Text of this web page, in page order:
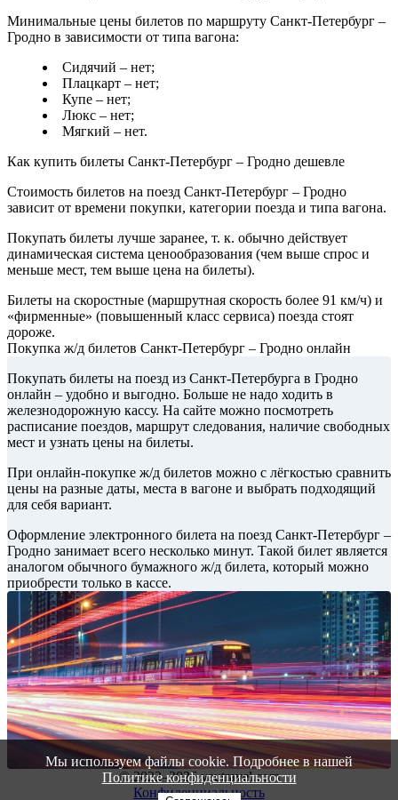
Минимальные цены билетов по маршруту Санкт-Петербург –
Гродно в зависимости от типа вагона:
Сидячий – нет;
Плацкарт – нет;
Купе – нет;
Люкс – нет;
Мягкий – нет.
Как купить билеты Санкт-Петербург – Гродно дешевле
Стоимость билетов на поезд Санкт-Петербург – Гродно
зависит от времени покупки, категории поезда и типа вагона.
Покупать билеты лучше заранее, т. к. обычно действует
динамическая система ценообразования (чем выше спрос и
меньше мест, тем выше цена на билеты).
Билеты на скоростные (маршрутная скорость более 91 км/ч) и
«фирменные» (повышенный класс сервиса) поезда стоят
дороже.
Покупка ж/д билетов Санкт-Петербург – Гродно онлайн
Покупать билеты на поезд из Санкт-Петербурга в Гродно
онлайн – удобно и выгодно. Больше не надо ходить в
железнодорожную кассу. На сайте можно посмотреть
расписание поездов, маршрут следования, наличие свободных
мест и узнать цены на билеты.
При онлайн-покупке ж/д билетов можно с лёгкостью сравнить
цены на разные даты, места в вагоне и выбрать подходящий
для себя вариант.
Оформление электронного билета на поезд Санкт-Петербург –
Гродно занимает всего несколько минут. Такой билет является
аналогом обычного бумажного ж/д билета, который можно
приобрести только в кассе.
© 2022–2026 vautravel.com
Конфиденциальность
Мы используем файлы cookie. Подробнее в нашей
Политике конфиденциальности